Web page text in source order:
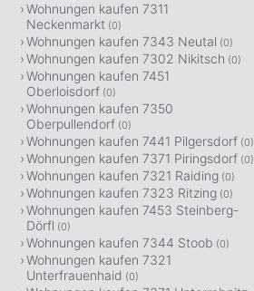
Wohnungen kaufen 7311
Neckenmarkt (0)
Wohnungen kaufen 7343 Neutal (0)
Wohnungen kaufen 7302 Nikitsch (0)
Wohnungen kaufen 7451
Oberloisdorf (0)
Wohnungen kaufen 7350
Oberpullendorf (0)
Wohnungen kaufen 7441 Pilgersdorf (0)
Wohnungen kaufen 7371 Piringsdorf (0)
Wohnungen kaufen 7321 Raiding (0)
Wohnungen kaufen 7323 Ritzing (0)
Wohnungen kaufen 7453 Steinberg-
Dörfl (0)
Wohnungen kaufen 7344 Stoob (0)
Wohnungen kaufen 7321
Unterfrauenhaid (0)